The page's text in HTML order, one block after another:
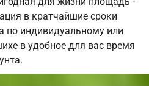
в кратчайшие сроки
по индивидуальному или
в удобное для вас время